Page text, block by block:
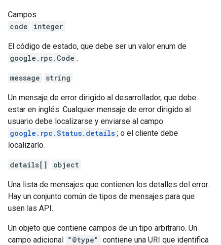
Campos
code
integer
El código de estado, que debe ser un valor enum de
google.rpc.Code .
message string
Un mensaje de error dirigido al desarrollador, que debe
estar en inglés. Cualquier mensaje de error dirigido al
usuario debe localizarse y enviarse al campo
google.rpc.Status.details ; o el cliente debe
localizarlo.
details[] object
Una lista de mensajes que contienen los detalles del error.
Hay un conjunto común de tipos de mensajes para que
usen las API.
Un objeto que contiene campos de un tipo arbitrario. Un
campo adicional "@type" contiene una URI que identifica